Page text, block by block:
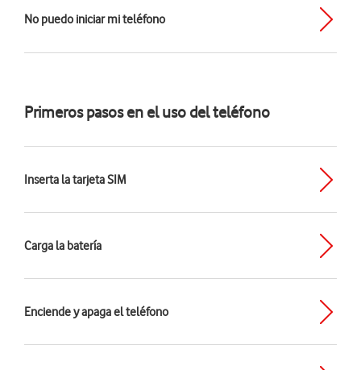
No puedo iniciar mi teléfono
Primeros pasos en el uso del teléfono
Inserta la tarjeta SIM
Carga la batería
Enciende y apaga el teléfono